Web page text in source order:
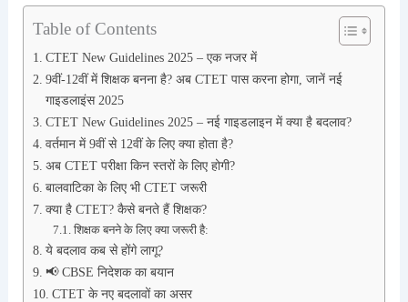
Table of Contents
CTET New Guidelines 2025 – एक नजर में
9वीं-12वीं में शिक्षक बनना है? अब CTET पास करना होगा, जानें नई
गाइडलाइंस 2025
CTET New Guidelines 2025 – नई गाइडलाइन में क्या है बदलाव?
वर्तमान में 9वीं से 12वीं के लिए क्या होता है?
अब CTET परीक्षा किन स्तरों के लिए होगी?
बालवाटिका के लिए भी CTET जरूरी
क्या है CTET? कैसे बनते हैं शिक्षक?
शिक्षक बनने के लिए क्या जरूरी है:
ये बदलाव कब से होंगे लागू?
📢 CBSE निदेशक का बयान
CTET के नए बदलावों का असर